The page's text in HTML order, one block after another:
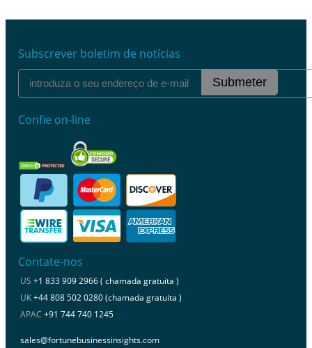
Subscrever boletim de notícias
Submeter
Confie on-line
Contate-nos
US +1 833 909 2966 ( chamada gratuita )
UK+44 808 502 0280 (chamada gratuita )
APAC +91 744 740 1245
sales@fortunebusinessinsights.com